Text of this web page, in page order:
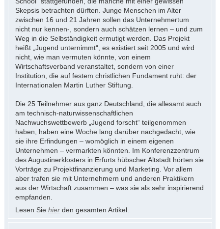
Skepsis betrachten dürften. Junge Menschen im Alter
zwischen 16 und 21 Jahren sollen das Unternehmertum
nicht nur kennen-, sondern auch schätzen lernen – und zum
Weg in die Selbständigkeit ermutigt werden. Das Projekt
heißt „Jugend unternimmt“, es existiert seit 2005 und wird
nicht, wie man vermuten könnte, von einem
Wirtschaftsverband veranstaltet, sondern von einer
Institution, die auf festem christlichen Fundament ruht: der
Internationalen Martin Luther Stiftung.
Die 25 Teilnehmer aus ganz Deutschland, die allesamt auch
am technisch-naturwissenschaftlichen
Nachwuchswettbewerb „Jugend forscht“ teilgenommen
haben, haben eine Woche lang darüber nachgedacht, wie
sie ihre Erfindungen – womöglich in einem eigenen
Unternehmen – vermarkten könnten. Im Konferenzzentrum
des Augustinerklosters in Erfurts hübscher Altstadt hörten sie
Vorträge zu Projektfinanzierung und Marketing. Vor allem
aber trafen sie mit Unternehmern und anderen Praktikern
aus der Wirtschaft zusammen – was sie als sehr inspirierend
empfanden.
Lesen Sie hierden gesamten Artikel.